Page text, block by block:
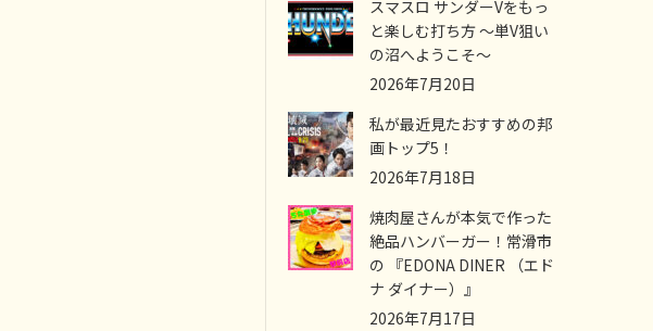
スマスロ サンダーVをもっ
と楽しむ打ち方 ～単V狙い
の沼へようこそ～
2026年7月20日
私が最近見たおすすめの邦
画トップ5！
2026年7月18日
焼肉屋さんが本気で作った
絶品ハンバーガー！常滑市
の 『EDONA DINER （エド
ナ ダイナー）』
2026年7月17日